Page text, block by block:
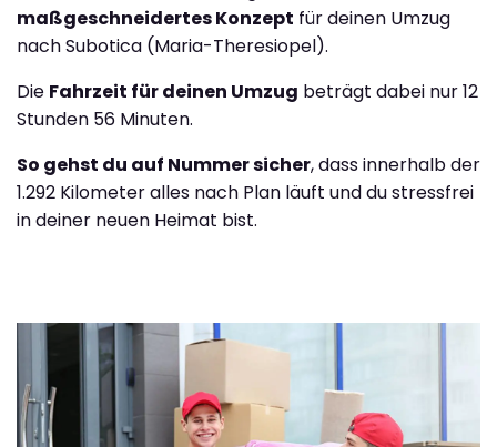
maßgeschneidertes Konzept für deinen Umzug
nach Subotica (Maria-Theresiopel).
Die Fahrzeit für deinen Umzug beträgt dabei nur 12
Stunden 56 Minuten.
So gehst du auf Nummer sicher, dass innerhalb der
1.292 Kilometer alles nach Plan läuft und du stressfrei
in deiner neuen Heimat bist.